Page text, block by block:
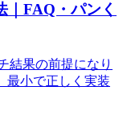
FAQ・パンく
結果の前提になり
最小で正しく実装